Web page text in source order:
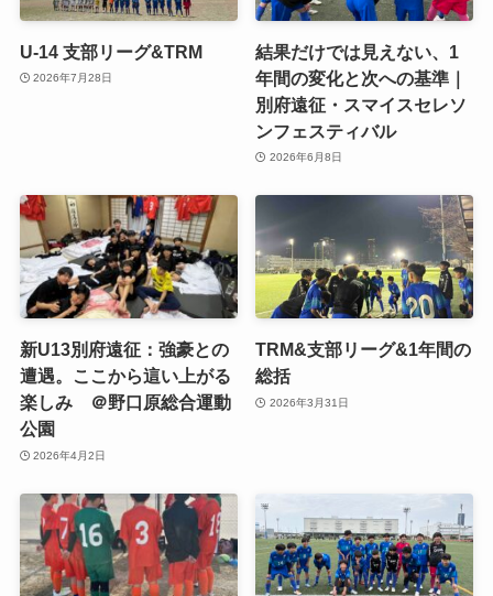
U-14 支部リーグ&TRM
2026年7月28日
結果だけでは見えない、1
年間の変化と次への基準｜
別府遠征・スマイスセレソ
ンフェスティバル
2026年6月8日
新U13別府遠征：強豪との
遭遇。ここから這い上がる
楽しみ ＠野口原総合運動
公園
2026年4月2日
TRM&支部リーグ&1年間の
総括
2026年3月31日